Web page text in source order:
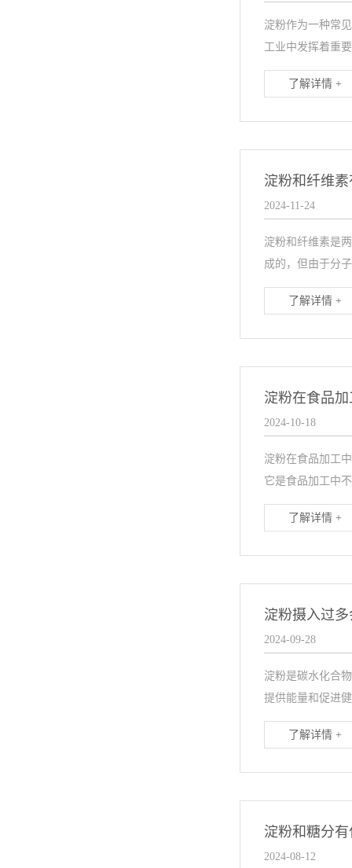
淀粉作为一种常
工业中发挥着重
了解详情 +
淀粉和纤维
2024-11-24
淀粉和纤维素是
成的，但由于分
了解详情 +
淀粉在食品
2024-10-18
淀粉在食品加工
它是食品加工中
了解详情 +
淀粉摄入过
2024-09-28
淀粉是碳水化合
提供能量和促进
了解详情 +
淀粉和糖分
2024-08-12